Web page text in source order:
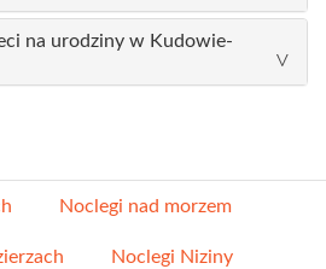
na urodziny w Kudowie-
Noclegi nad morzem
Noclegi Niziny